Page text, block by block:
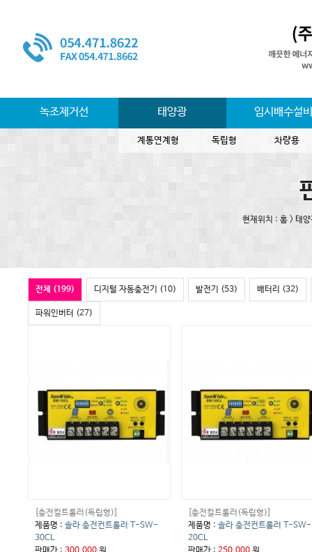
녹조제거선 태양광 임시배수설
계통연계형 독립형 차량용
현재위치 : 홈 > 태
전체 (199) 디지털 자동충전기 (10) 발전기 (53) 배터리 (32)
파워인버터 (27)
[충전컬트롤러(독립형)]
제품명 :솔라 충전컨트롤러 T-SW-
30CL
[충전컬트롤러(독립형)]
제품명 :솔라 충전컨트롤러 T-SW-
20CL